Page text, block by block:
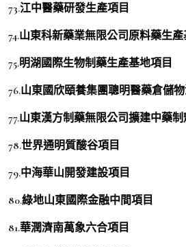
73.江中醫藥研發生產項目
74.山東科新藥業無限公司原料藥生產
75.明湖國際生物制藥生產基地項目
76.山東國欣頤養集團聰明醫藥倉儲
77.山東漢方制藥無限公司擴建中藥
78.世界通明質酸谷項目
79.中海華山開發建設項目
80.綠地山東國際金融中間項目
81.華潤濟南萬象六合項目